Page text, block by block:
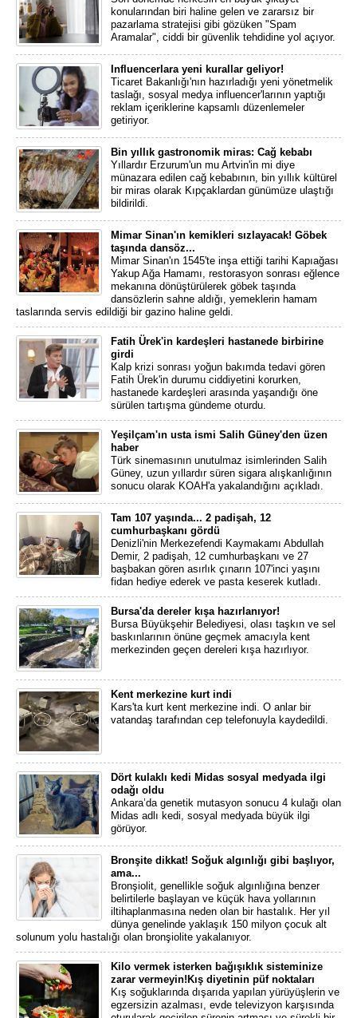
konularından biri haline gelen ve zararsız bir
pazarlama stratejisi gibi gözüken "Spam
Aramalar", ciddi bir güvenlik tehdidine yol açıyor.
Influencerlara yeni kurallar geliyor!
Ticaret Bakanlığı'nın hazırladığı yeni yönetmelik
taslağı, sosyal medya influencer'larının yaptığı
reklam içeriklerine kapsamlı düzenlemeler
getiriyor.
Bin yıllık gastronomik miras: Cağ kebabı
Yıllardır Erzurum'un mu Artvin'in mi diye
münazara edilen cağ kebabının, bin yıllık kültürel
bir miras olarak Kıpçaklardan günümüze ulaştığı
bildirildi.
Mimar Sinan'ın kemikleri sızlayacak! Göbek
taşında dansöz...
Mimar Sinan'ın 1545'te inşa ettiği tarihi Kapıağası
Yakup Ağa Hamamı, restorasyon sonrası eğlence
mekanına dönüştürülerek göbek taşında
dansözlerin sahne aldığı, yemeklerin hamam
taslarında servis edildiği bir gazino haline geldi.
Fatih Ürek'in kardeşleri hastanede birbirine
girdi
Kalp krizi sonrası yoğun bakımda tedavi gören
Fatih Ürek'in durumu ciddiyetini korurken,
hastanede kardeşleri arasında yaşandığı öne
sürülen tartışma gündeme oturdu.
Yeşilçam'ın usta ismi Salih Güney'den üzen
haber
Türk sinemasının unutulmaz isimlerinden Salih
Güney, uzun yıllardır süren sigara alışkanlığının
sonucu olarak KOAH'a yakalandığını açıkladı.
Tam 107 yaşında... 2 padişah, 12
cumhurbaşkanı gördü
Denizli'nin Merkezefendi Kaymakamı Abdullah
Demir, 2 padişah, 12 cumhurbaşkanı ve 27
başbakan gören asırlık çınarın 107'inci yaşını
fidan hediye ederek ve pasta keserek kutladı.
Bursa'da dereler kışa hazırlanıyor!
Bursa Büyükşehir Belediyesi, olası taşkın ve sel
baskınlarının önüne geçmek amacıyla kent
merkezinden geçen dereleri kışa hazırlıyor.
Kent merkezine kurt indi
Kars'ta kurt kent merkezine indi. O anlar bir
vatandaş tarafından cep telefonuyla kaydedildi.
Dört kulaklı kedi Midas sosyal medyada ilgi
odağı oldu
Ankara’da genetik mutasyon sonucu 4 kulağı olan
Midas adlı kedi, sosyal medyada büyük ilgi
görüyor.
Bronşite dikkat! Soğuk algınlığı gibi başlıyor,
ama...
Bronşiolit, genellikle soğuk algınlığına benzer
belirtilerle başlayan ve küçük hava yollarının
iltihaplanmasına neden olan bir hastalık. Her yıl
dünya genelinde yaklaşık 150 milyon çocuk alt
solunum yolu hastalığı olan bronşiolite yakalanıyor.
Kilo vermek isterken bağışıklık sisteminize
zarar vermeyin!Kış diyetinin püf noktaları
Kış soğuklarında dışarıda yapılan yürüyüşlerin ve
egzersizin azalması, evde televizyon karşısında